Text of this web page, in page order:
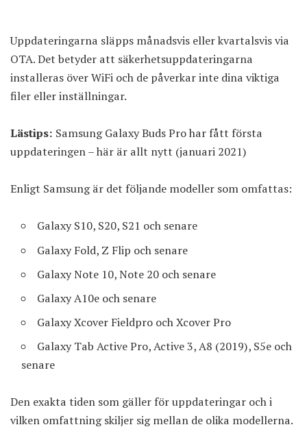
Uppdateringarna släpps månadsvis eller kvartalsvis via
OTA. Det betyder att säkerhetsuppdateringarna
installeras över WiFi och de påverkar inte dina viktiga
filer eller inställningar.
Lästips: Samsung Galaxy Buds Pro har fått första
uppdateringen – här är allt nytt (januari 2021)
Enligt Samsung är det följande modeller som omfattas:
Galaxy S10, S20, S21 och senare
Galaxy Fold, Z Flip och senare
Galaxy Note 10, Note 20 och senare
Galaxy A10e och senare
Galaxy Xcover Fieldpro och Xcover Pro
Galaxy Tab Active Pro, Active 3, A8 (2019), S5e och
senare
Den exakta tiden som gäller för uppdateringar och i
vilken omfattning skiljer sig mellan de olika modellerna.